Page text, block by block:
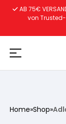
AB 75€
von
Home»Shop»